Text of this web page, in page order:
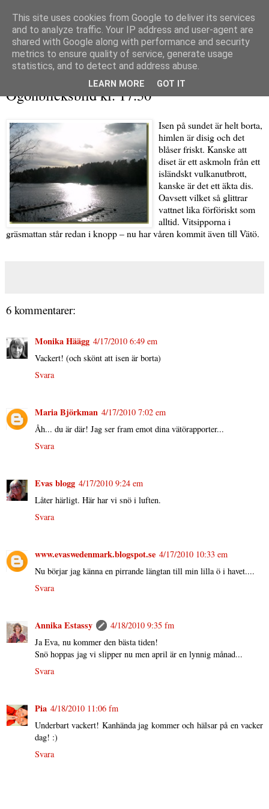
Ögonblicksbild kl. 17.30
Isen på sundet är helt borta,
himlen är disig och det
blåser friskt. Kanske att
diset är ett askmoln från ett
isländskt vulkanutbrott,
kanske är det ett äkta dis.
Oavsett vilket så glittrar
vattnet lika förföriskt som
alltid. Vitsipporna i
gräsmattan står redan i knopp – nu har våren kommit även till Vätö.
6 kommentarer:
Monika Häägg 4/17/2010 6:49 em
Vackert! (och skönt att isen är borta)
Svara
Maria Björkman 4/17/2010 7:02 em
Åh... du är där! Jag ser fram emot dina vätörapporter...
Svara
Evas blogg 4/17/2010 9:24 em
Låter härligt. Här har vi snö i luften.
Svara
www.evaswedenmark.blogspot.se 4/17/2010 10:33 em
Nu börjar jag känna en pirrande längtan till min lilla ö i havet....
Svara
Annika Estassy
4/18/2010 9:35 fm
Ja Eva, nu kommer den bästa tiden!
Snö hoppas jag vi slipper nu men april är en lynnig månad...
Svara
Pia 4/18/2010 11:06 fm
Underbart vackert! Kanhända jag kommer och hälsar på en vacker
dag! :)
Svara
This site uses cookies from Google to deliver its services
and to analyze traffic. Your IP address and user-agent are
shared with Google along with performance and security
metrics to ensure quality of service, generate usage
statistics, and to detect and address abuse.
LEARN MORE GOT IT